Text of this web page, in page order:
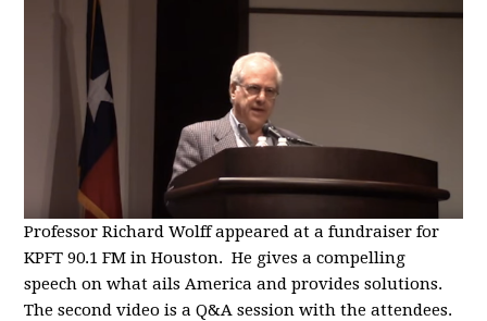
Professor Richard Wolff appeared at a fundraiser for
KPFT 90.1 FM in Houston. He gives a compelling
speech on what ails America and provides solutions.
The second video is a Q&A session with the attendees.